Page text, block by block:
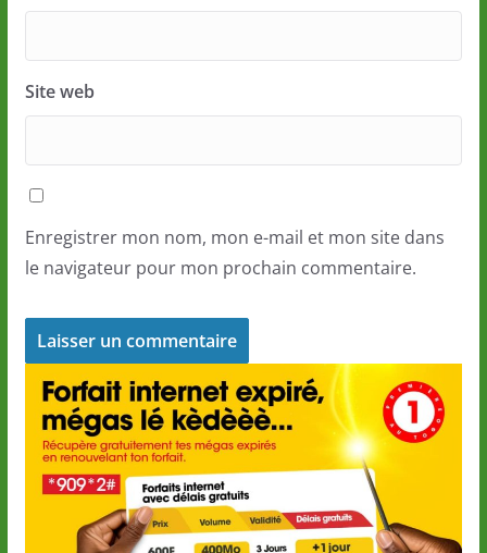
Site web
Enregistrer mon nom, mon e-mail et mon site dans
le navigateur pour mon prochain commentaire.